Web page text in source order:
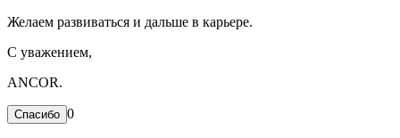
Желаем развиваться и дальше в карьере.
С уважением,
ANCOR.
0